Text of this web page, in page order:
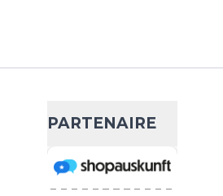
PARTENAIRE